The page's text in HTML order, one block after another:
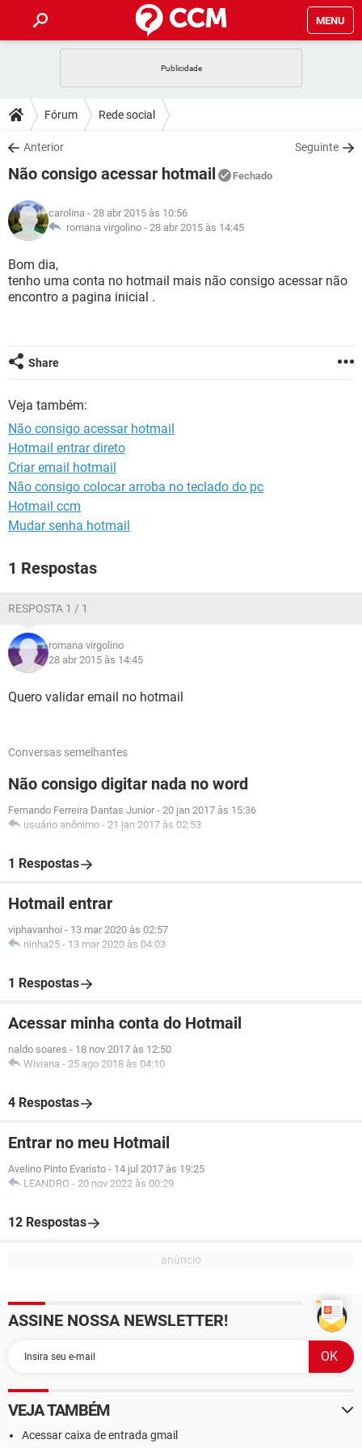
MENU
CELULAR
OUTLOOK
INSTAGRAM GMAIL
GUIA DE COMPRAS
DICAS
JOGOS
INSTAGRAM
GUIA DE COMPRAS
DOWNLOADS
JOGOS WHATSAPP
CELULAR
OUTLOOK EXCEL
INSTAGRAM
GUIA DE COMPRAS
JOGOS
CELULAR
OUTLOOK
INSTAGRAM
GLOSSÁRIO
JOGOS
CELULAR FACEBOOK
GUIA DE COMPRAS
Fórum Rede social
Anterior Seguinte
Não consigo acessar hotmail Fechado
carolina - 28 abr 2015 às 10:56
romana virgolino - 28 abr 2015 às 14:45
Bom dia,
tenho uma conta no hotmail mais não consigo acessar não
encontro a pagina inicial .
Share
Veja também:
Não consigo acessar hotmail
Hotmail entrar direto
Criar email hotmail
Não consigo colocar arroba no teclado do pc
Hotmail ccm
Mudar senha hotmail
1 Respostas
RESPOSTA 1 / 1
romana virgolino
28 abr 2015 às 14:45
Quero validar email no hotmail
Conversas semelhantes
Não consigo digitar nada no word
Fernando Ferreira Dantas Junior - 20 jan 2017 às 15:36
usuário anônimo - 21 jan 2017 às 02:53
1 Respostas
Hotmail entrar
viphavanhoi - 13 mar 2020 às 02:57
ninha25 - 13 mar 2020 às 04:03
1 Respostas
Acessar minha conta do Hotmail
naldo soares - 18 nov 2017 às 12:50
Wiviana - 25 ago 2018 às 04:10
4 Respostas
Entrar no meu Hotmail
Avelino Pinto Evaristo - 14 jul 2017 às 19:25
LEANDRO - 20 nov 2022 às 00:29
12 Respostas
ASSINE NOSSA NEWSLETTER!
VEJA TAMBÉM
Acessar caixa de entrada gmail